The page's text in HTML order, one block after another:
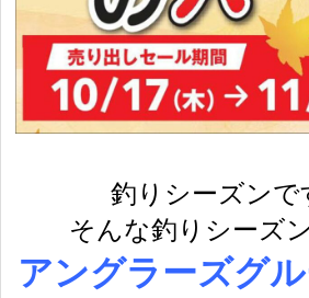
釣りシーズンで
そんな釣りシーズ
アングラーズグ